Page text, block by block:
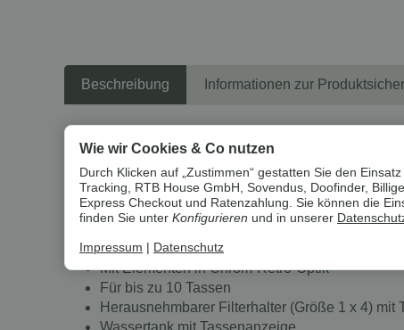
Beschreibung Informationen zur
Um die Umwelt zu schonen , vermeiden wir aufwendige
SILVERCREST® Chrom-
Mit Elementen in Chrom-Retro-Optik
Für bis zu 10 Tassen
Herausnehmbarer Filterhalter (Größe 1 x 4) mit
Wie wir Cookies & Co nutzen
Durch Klicken auf „Zustimmen“ gestatten Sie den
Tracking, RTB House GmbH, Sovendus, Doofinder,
Express Checkout und Ratenzahlung. Sie können die
finden Sie unter Konfigurieren und in unserer
Impressum | Datenschutz